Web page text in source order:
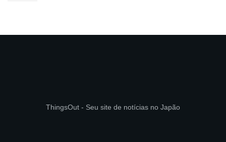
ThingsOut - Seu site de notícias no Japão